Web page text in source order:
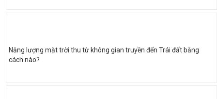
Năng lượng mặt trời thu từ không gian truyền đến Trái đất bằng
cách nào?